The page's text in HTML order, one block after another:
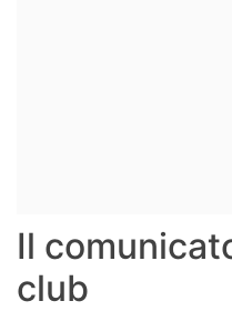
Il
club